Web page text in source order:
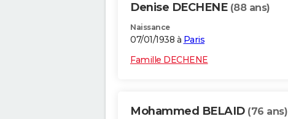
Denise DECHENE (88 ans)
Naissance
07/01/1938 à Paris
Famille DECHENE
Mohammed BELAID (76 ans)